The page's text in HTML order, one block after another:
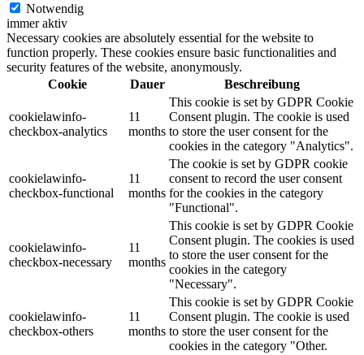
Notwendig
immer aktiv
Necessary cookies are absolutely essential for the website to
function properly. These cookies ensure basic functionalities and
security features of the website, anonymously.
Cookie
Dauer Beschreibung
cookielawinfo-
checkbox-analytics
11
months
This cookie is set by GDPR Cookie
Consent plugin. The cookie is used
to store the user consent for the
cookies in the category "Analytics".
cookielawinfo-
checkbox-functional
11
months
The cookie is set by GDPR cookie
consent to record the user consent
for the cookies in the category
"Functional".
cookielawinfo-
checkbox-necessary
11
months
This cookie is set by GDPR Cookie
Consent plugin. The cookies is used
to store the user consent for the
cookies in the category
"Necessary".
cookielawinfo-
checkbox-others
11
months
This cookie is set by GDPR Cookie
Consent plugin. The cookie is used
to store the user consent for the
cookies in the category "Other.